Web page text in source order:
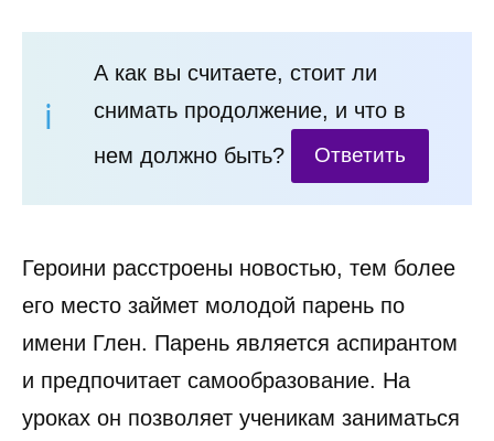
А как вы считаете, стоит ли
снимать продолжение, и что в
нем должно быть?
Ответить
Героини расстроены новостью, тем более
его место займет молодой парень по
имени Глен. Парень является аспирантом
и предпочитает самообразование. На
уроках он позволяет ученикам заниматься